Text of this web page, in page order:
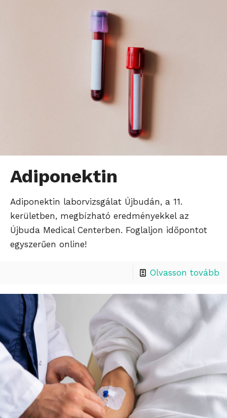
Adiponektin
Adiponektin laborvizsgálat Újbudán, a 11.
kerületben, megbízható eredményekkel az
Újbuda Medical Centerben. Foglaljon időpontot
egyszerűen online!
Olvasson tovább